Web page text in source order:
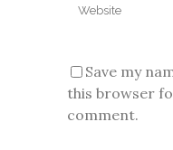
Save my
this browser
comment.